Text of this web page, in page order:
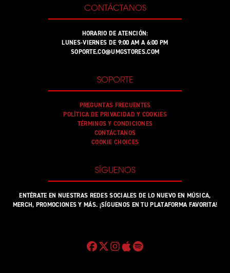
CONTÁCTANOS
HORARIO DE ATENCIÓN:
LUNES-VIERNES DE 9:00 AM A 6:00 PM
SOPORTE.CO@UMGSTORES.COM
SOPORTE
PREGUNTAS FRECUENTES
POLÍTICA DE PRIVACIDAD Y COOKIES
TÉRMINOS Y CONDICIONES
CONTÁCTANOS
COOKIE CHOICES
SÍGUENOS
ENTÉRATE EN NUESTRAS REDES SOCIALES DE LO NUEVO EN MÚSICA,
MERCH, PROMOCIONES Y MÁS. ¡SÍGUENOS EN TU PLATAFORMA FAVORITA!